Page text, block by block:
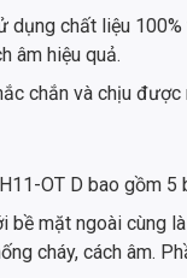
dụng chất liệu
âm hiệu quả.
chắn và chịu
OT D bao gồm 5
mặt ngoài cùng
cháy, cách âm.